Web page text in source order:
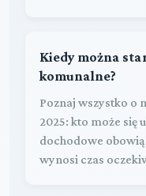
Kiedy można
komunalne?
Poznaj wszystko o
2025: kto może się
dochodowe
wynosi czas